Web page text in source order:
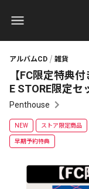
アルバムCD 雑貨
【FC限定特典
E STORE限定
Penthouse
NEW ストア限定商品
早期予約特典